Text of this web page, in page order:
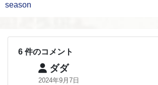
season
6 件のコメント
ダダ
2024年9月7日